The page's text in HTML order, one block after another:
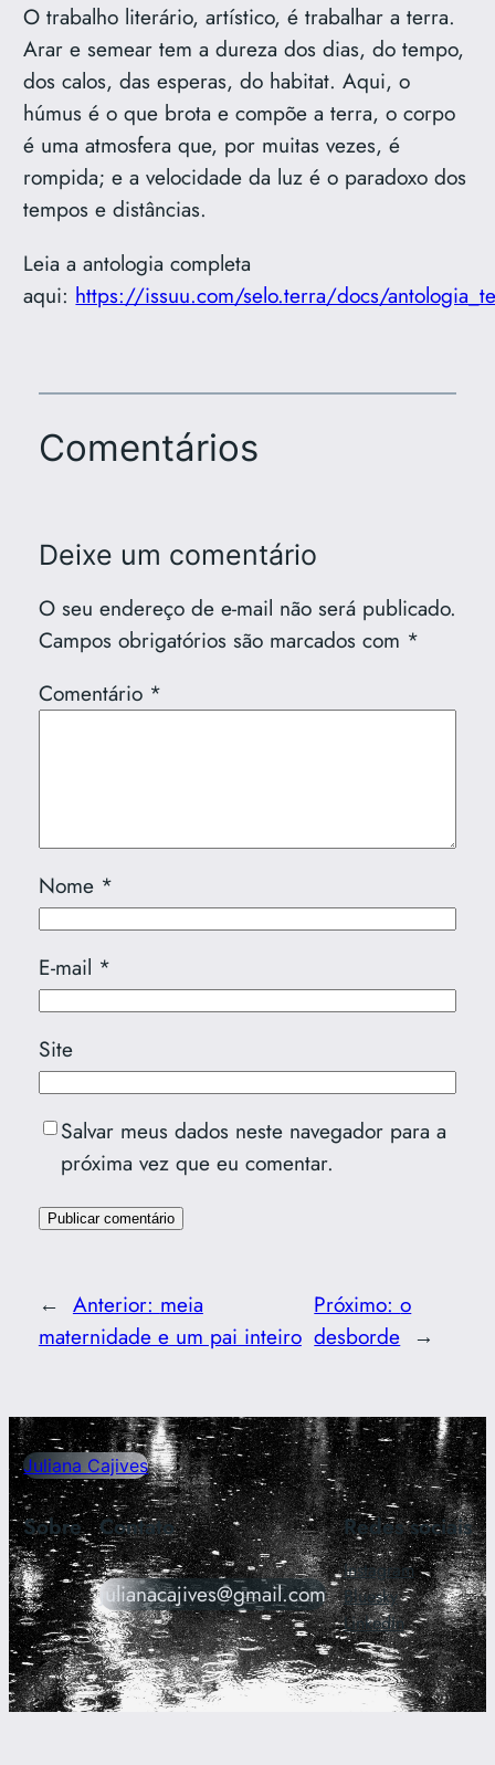
O trabalho literário, artístico, é trabalhar a terra.
Arar e semear tem a dureza dos dias, do tempo,
dos calos, das esperas, do habitat. Aqui, o
húmus é o que brota e compõe a terra, o corpo
é uma atmosfera que, por muitas vezes, é
rompida; e a velocidade da luz é o paradoxo dos
tempos e distâncias.
Leia a antologia completa
aqui: https://issuu.com/selo.terra/docs/
Comentários
Deixe um comentário
O seu endereço de e-mail não será publicado.
Campos obrigatórios são marcados com *
Comentário *
Nome *
E-mail *
Site
Salvar meus dados neste navegador para a
próxima vez que eu comentar.
← Anterior: meia
maternidade e um pai inteiro
Próximo:o
desborde →
Juliana Cajives
Sobre Contato
julianacajives@gmail.com
Redes sociais
Instagram
Bluesky
LinkedIn